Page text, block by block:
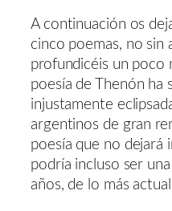
A continuación os
cinco poemas, no sin
profundicéis un poco
poesía de Thenón ha
injustamente
argentinos de gran
poesía que no dejará
podría incluso ser
años, de lo más